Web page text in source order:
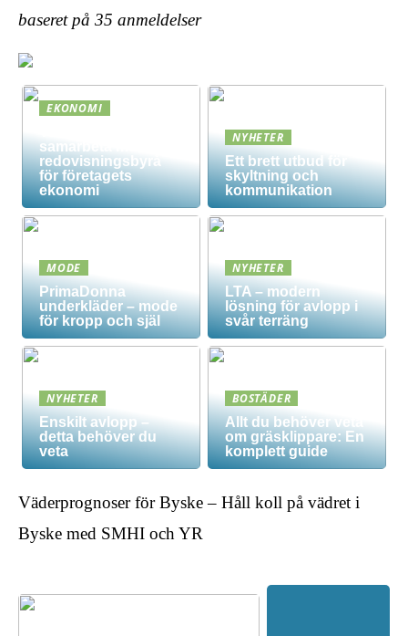
baseret på 35 anmeldelser
EKONOMI
samarbeta med en
redovisningsbyrå
för företagets
ekonomi
NYHETER
Ett brett utbud för
skyltning och
kommunikation
MODE
PrimaDonna
underkläder – mode
för kropp och själ
NYHETER
LTA – modern
lösning för avlopp i
svår terräng
NYHETER
Enskilt avlopp –
detta behöver du
veta
BOSTÄDER
Allt du behöver veta
om gräsklippare: En
komplett guide
Väderprognoser för Byske – Håll koll på vädret i
Byske med SMHI och YR